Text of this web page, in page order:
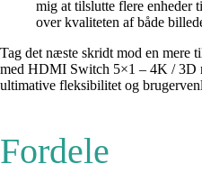
mig at tilslutte flere enheder
over kvaliteten af både
Tag det næste skridt mod en mere
med HDMI Switch 5×1 – 4K / 3D
ultimative fleksibilitet og
Fordele